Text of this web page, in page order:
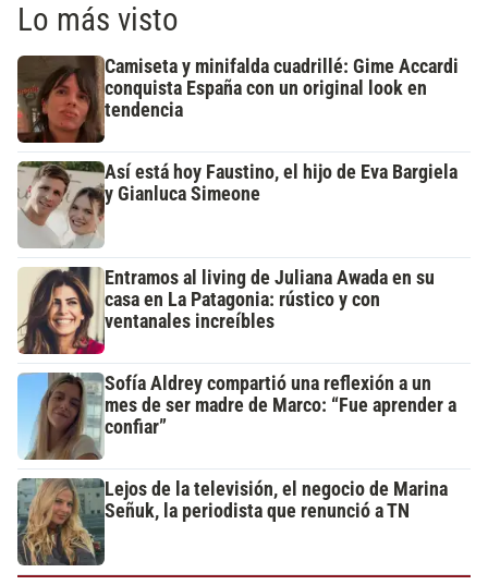
Lo más visto
Camiseta y minifalda cuadrillé: Gime Accardi
conquista España con un original look en
tendencia
Así está hoy Faustino, el hijo de Eva Bargiela
y Gianluca Simeone
Entramos al living de Juliana Awada en su
casa en La Patagonia: rústico y con
ventanales increíbles
Sofía Aldrey compartió una reflexión a un
mes de ser madre de Marco: “Fue aprender a
confiar”
Lejos de la televisión, el negocio de Marina
Señuk, la periodista que renunció a TN